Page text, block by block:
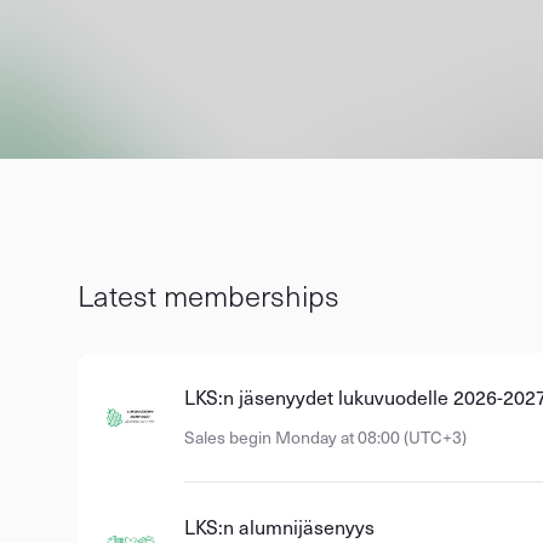
Latest memberships
LKS:n jäsenyydet lukuvuodelle 2026-
Sales begin Monday at 08:00 (UTC+3)
LKS:n alumnijäsenyys